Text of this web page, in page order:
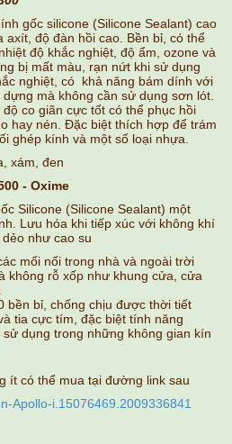
gốc silicone (Silicone Sealant) cao
axít, độ đàn hồi cao. Bền bỉ, có thể
độ khắc nghiệt, độ ẩm, ozone và
bị mất màu, rạn nứt khi sử dụng
nghiệt, có khả năng bám dính với
mà không cần sử dụng sơn lót.
co giãn cực tốt có thể phục hồi
hay nén. Đặc biệt thích hợp để trám
ghép kính và một số loại nhựa.
xám, đen
- Oxime
Silicone (Silicone Sealant) một
Lưu hóa khi tiếp xúc với không khí
như cao su
mối nối trong nhà và ngoài trời
không rỗ xốp như khung cửa, cửa
bền bỉ, chống chịu được thời tiết
tia cực tím, đặc biệt tính năng
dụng trong những không gian kín
ít có thể mua tại đường link sau
Apollo-i.15076469.2009336841